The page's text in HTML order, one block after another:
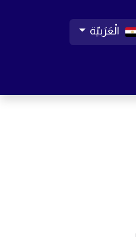
الْعَرَبيّة